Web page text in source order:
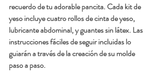
recuerdo de tu adorable pancita. Cada kit de
yeso incluye cuatro rollos de cinta de yeso,
lubricante abdominal, y guantes sin látex. Las
instrucciones fáciles de seguir incluidas lo
guiarán a través de la creación de su molde
paso a paso.